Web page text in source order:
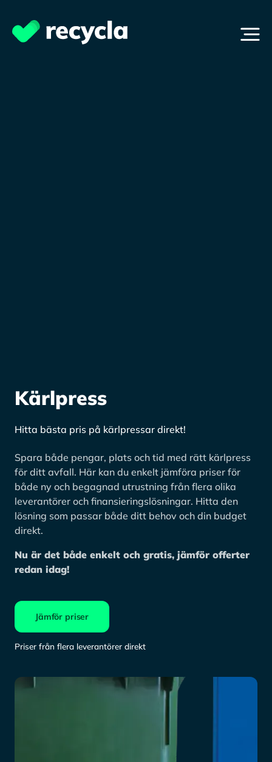
Kärlpress
Hitta bästa pris på kärlpressar direkt!
Spara både pengar, plats och tid med rätt kärlpress
för ditt avfall. Här kan du enkelt jämföra priser för
både ny och begagnad utrustning från flera olika
leverantörer och finansieringslösningar. Hitta den
lösning som passar både ditt behov och din budget
direkt.
Nu är det både enkelt och gratis, jämför offerter
redan idag!
Jämför priser
Priser från flera leverantörer direkt